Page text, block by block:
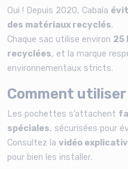
Oui ! Depuis 2020, Cabaïa
des matériaux recyclés.
Chaque sac utilise environ 25
recyclées, et la marque
environnementaux stricts.
Comment
Les pochettes s’attachent
spéciales, sécurisées pour
Consultez la vidéo
pour bien les installer.